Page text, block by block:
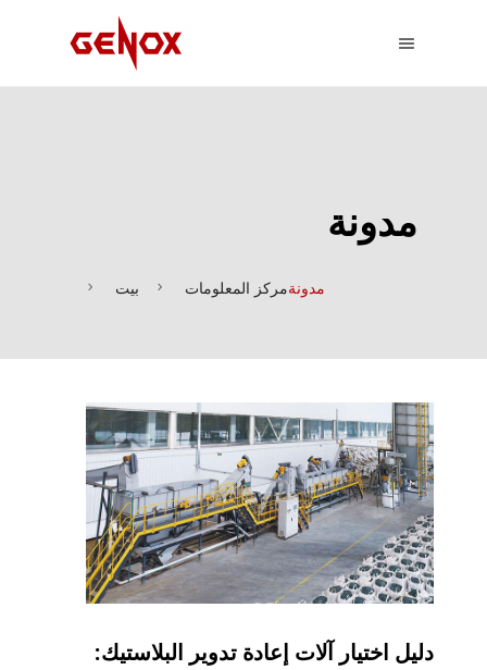
مدونة
بيت مركز المعلوماتمدونة
دليل اختيار آلات إعادة تدوير البلاستيك: